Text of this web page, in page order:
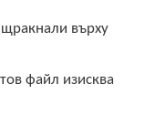
щракнали върху
файл изисква